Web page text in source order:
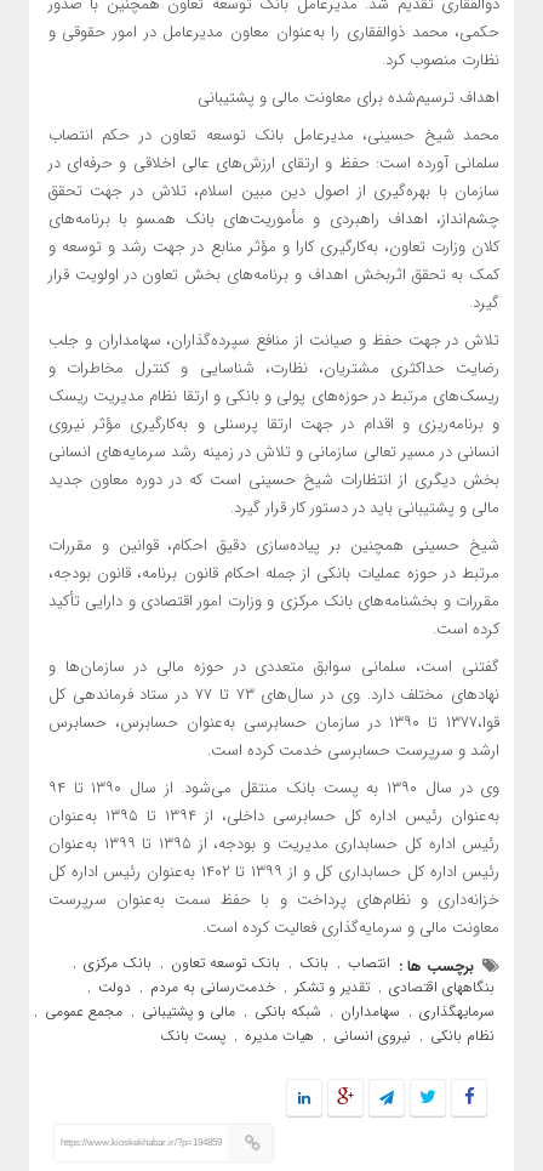
حکمی، محمد ذوالفقاری را به‌عنوان معاون مدیرعامل در امور حقوقی و
نظارت منصوب کرد.
اهداف ترسیم‌شده برای معاونت مالی و پشتیبانی
محمد شیخ حسینی، مدیرعامل بانک توسعه تعاون در حکم انتصاب
سلمانی آورده است: حفظ و ارتقای ارزش‌های عالی اخلاقی و حرفه‌ای در
سازمان با بهره‌گیری از اصول دین مبین اسلام، تلاش در جهت تحقق
چشم‌انداز، اهداف راهبردی و مأموریت‌های بانک همسو با برنامه‌های
کلان وزارت تعاون، به‌کارگیری کارا و مؤثر منابع در جهت رشد و توسعه و
کمک به تحقق اثربخش اهداف و برنامه‌های بخش تعاون در اولویت قرار
گیرد.
تلاش در جهت حفظ و صیانت از منافع سپرده‌گذاران، سهامداران و جلب
رضایت حداکثری مشتریان، نظارت، شناسایی و کنترل مخاطرات و
ریسک‌های مرتبط در حوزه‌های پولی و بانکی و ارتقا نظام مدیریت ریسک
و برنامه‌ریزی و اقدام در جهت ارتقا پرسنلی و به‌کارگیری مؤثر نیروی
انسانی در مسیر تعالی سازمانی و تلاش در زمینه رشد سرمایه‌های انسانی
بخش دیگری از انتظارات شیخ حسینی است که در دوره معاون جدید
مالی و پشتیبانی باید در دستور کار قرار گیرد.
شیخ حسینی همچنین بر پیاده‌سازی دقیق احکام، قوانین و مقررات
مرتبط در حوزه عملیات بانکی از جمله احکام قانون برنامه، قانون بودجه،
مقررات و بخشنامه‌های بانک مرکزی و وزارت امور اقتصادی و دارایی تأکید
کرده است.
گفتنی است، سلمانی سوابق متعددی در حوزه مالی در سازمان‌ها و
نهادهای مختلف دارد. وی در سال‌های ۷۳ تا ۷۷ در ستاد فرماندهی کل
قوا،۱۳۷۷ تا ۱۳۹۰ در سازمان حسابرسی به‌عنوان حسابرس، حسابرس
ارشد و سرپرست حسابرسی خدمت کرده است.
وی در سال ۱۳۹۰ به پست بانک منتقل می‌شود. از سال ۱۳۹۰ تا ۹۴
به‌عنوان رئیس اداره کل حسابرسی داخلی، از ۱۳۹۴ تا ۱۳۹۵ به‌عنوان
رئیس اداره کل حسابداری مدیریت و بودجه، از ۱۳۹۵ تا ۱۳۹۹ به‌عنوان
رئیس اداره کل حسابداری کل و از ۱۳۹۹ تا ۱۴۰۲ به‌عنوان رئیس اداره کل
خزانه‌داری و نظام‌های پرداخت و با حفظ سمت به‌عنوان سرپرست
معاونت مالی و سرمایه‌گذاری فعالیت کرده است.
برچسب ها : انتصاب , بانک , بانک توسعه تعاون , بانک مرکزی ,
بنگاههای اقتصادی , تقدیر و تشکر , خدمت‌رسانی به مردم , دولت ,
سرمایهگذاری , سهامداران , شبکه بانکی , مالی و پشتیبانی , مجمع عمومی ,
نظام بانکی , نیروی انسانی , هیات مدیره , پست بانک
https://www.kioskekhabar.ir/?p=194859